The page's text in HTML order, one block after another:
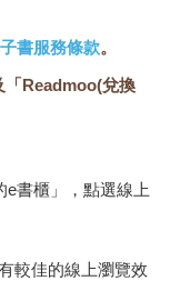
書服務條款。
「Readmoo(兌換
書櫃」，點選線上
較佳的線上瀏覽效